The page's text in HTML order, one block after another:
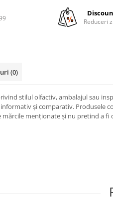
Reduceri
(0)
stilul olfactiv, ambalajul sau
și comparativ. Produsele
menționate și nu pretind a fi